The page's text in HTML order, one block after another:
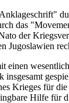
das
der
Jugoslawien
einen
Krieges für
Hilfe